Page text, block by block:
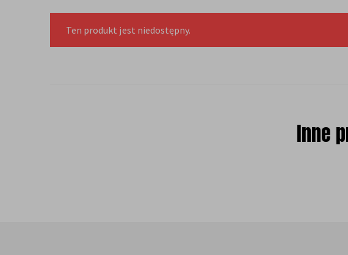
Ten produkt jest niedostępny.
Inne